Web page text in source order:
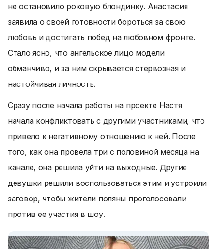
не остановило роковую блондинку. Анастасия
заявила о своей готовности бороться за свою
любовь и достигать побед на любовном фронте.
Стало ясно, что ангельское лицо модели
обманчиво, и за ним скрывается стервозная и
настойчивая личность.
Сразу после начала работы на проекте Настя
начала конфликтовать с другими участниками, что
привело к негативному отношению к ней. После
того, как она провела три с половиной месяца на
канале, она решила уйти на выходные. Другие
девушки решили воспользоваться этим и устроили
заговор, чтобы жители поляны проголосовали
против ее участия в шоу.